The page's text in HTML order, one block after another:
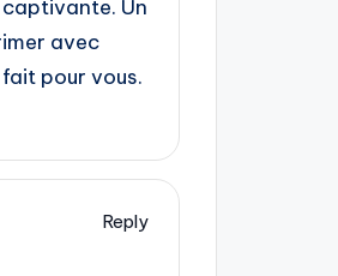
captivante. Un
avec
pour vous.
Reply